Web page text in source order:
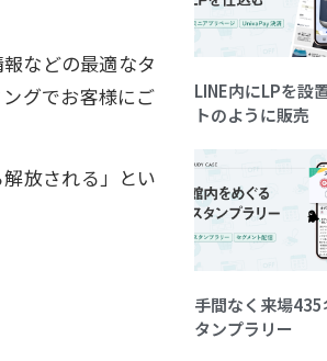
などの最適なタ
グでお客様にご
放される」とい
LINE内にLPを設
トのように販売
手間なく来場435
タンプラリー